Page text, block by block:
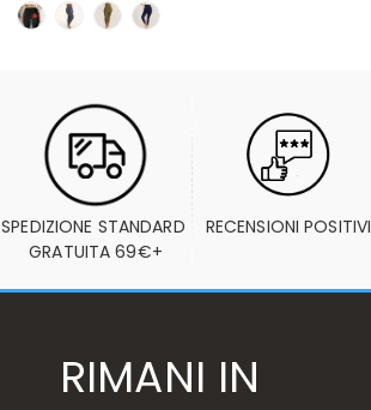
SPEDIZIONE STANDARD
GRATUITA 69€+
RECENSIONI POSITIVI
RIMANI IN